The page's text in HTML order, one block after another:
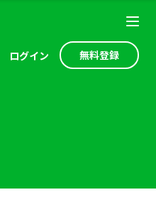
ログイン 無料登録